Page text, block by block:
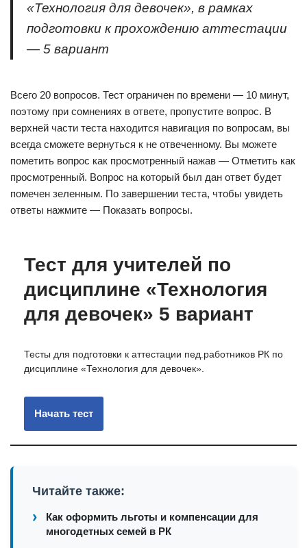
«Технология для девочек», в рамках
подготовки к прохождению аттестации
— 5 вариант
Всего 20 вопросов. Тест ограничен по времени — 10 минут,
поэтому при сомнениях в ответе, пропустите вопрос. В
верхней части теста находится навигация по вопросам, вы
всегда сможете вернуться к не отвеченному. Вы можете
пометить вопрос как просмотренный нажав — Отметить как
просмотренный. Вопрос на который был дан ответ будет
помечен зеленным. По завершении теста, чтобы увидеть
ответы нажмите — Показать вопросы.
Тест для учителей по
дисциплине «Технология
для девочек» 5 вариант
Тесты для подготовки к аттестации пед.работников РК по
дисциплине «Технология для девочек».
Читайте также:
Как оформить льготы и компенсации для
многодетных семей в РК